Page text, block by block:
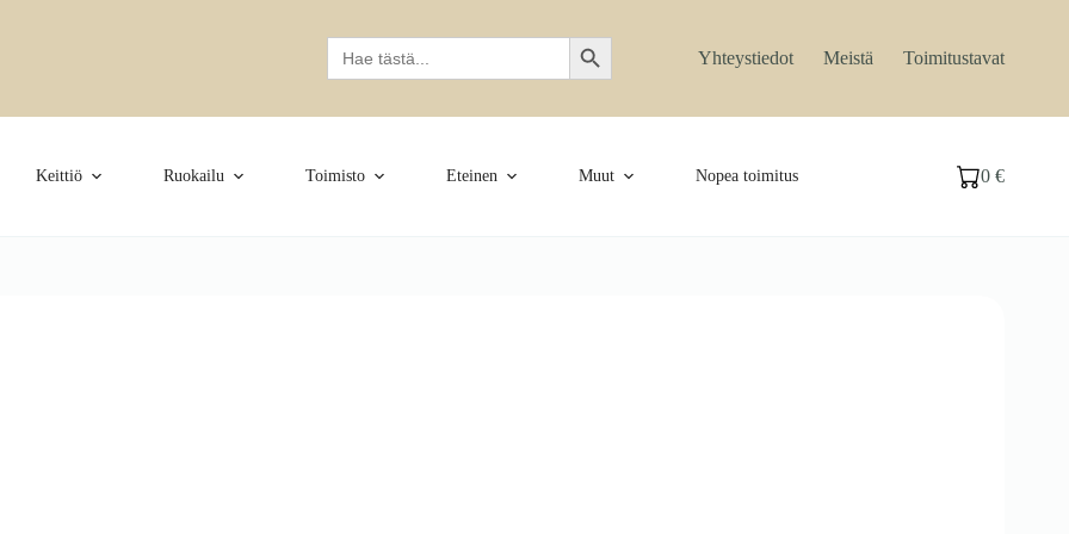
Search
for:
Search Button Yhteystiedot Meistä Toimitustavat
Keittiö Ruokailu Toimisto Eteinen Muut Nopea toimitus Ostoskori
0€